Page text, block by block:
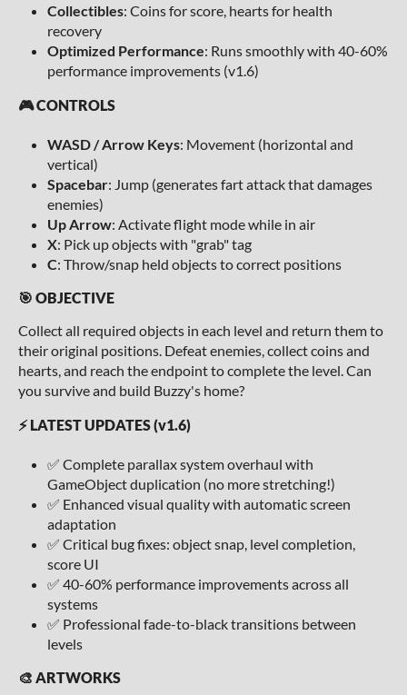
Collectibles: Coins for score, hearts for health
recovery
Optimized Performance: Runs smoothly with 40-60%
performance improvements (v1.6)
🎮 CONTROLS
WASD / Arrow Keys: Movement (horizontal and
vertical)
Spacebar: Jump (generates fart attack that damages
enemies)
Up Arrow: Activate flight mode while in air
X: Pick up objects with "grab" tag
C: Throw/snap held objects to correct positions
🎯 OBJECTIVE
Collect all required objects in each level and return them to
their original positions. Defeat enemies, collect coins and
hearts, and reach the endpoint to complete the level. Can
you survive and build Buzzy's home?
⚡ LATEST UPDATES (v1.6)
✅ Complete parallax system overhaul with
GameObject duplication (no more stretching!)
✅ Enhanced visual quality with automatic screen
adaptation
✅ Critical bug fixes: object snap, level completion,
score UI
✅ 40-60% performance improvements across all
systems
✅ Professional fade-to-black transitions between
levels
🎨 ARTWORKS